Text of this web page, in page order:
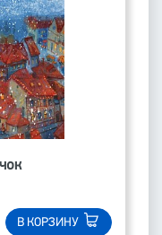
В КОРЗИНУ